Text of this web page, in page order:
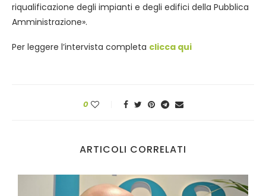
riqualificazione degli impianti e degli edifici della Pubblica
Amministrazione».
Per leggere l’intervista completa clicca qui
0
ARTICOLI CORRELATI